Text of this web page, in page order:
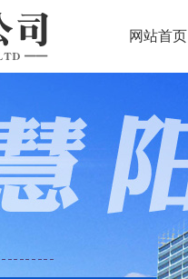
网站首页